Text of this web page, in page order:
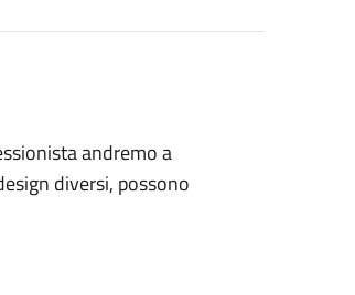
andremo a
diversi, possono